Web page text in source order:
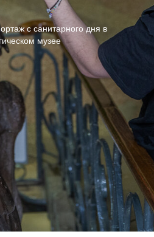
с санитарного дня в
музее